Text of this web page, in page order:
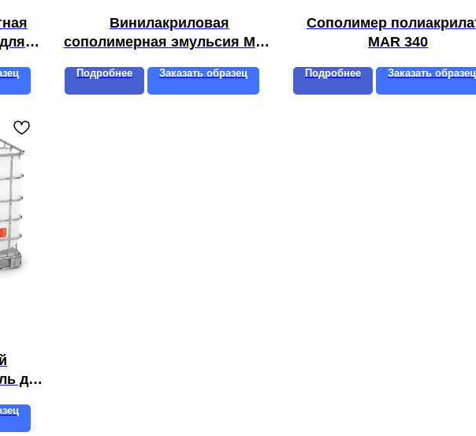
Винилакриловая
сополимерная эмульсия MAR
Подробнее Заказать образец
Cополимер
MAR 340
Подробнее Заказать образец
для